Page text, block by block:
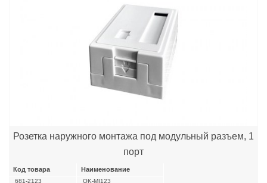
Розетка наружного монтажа под модульный разъем, 1
порт
Код товара Наименование
681-2123 OK-MI123